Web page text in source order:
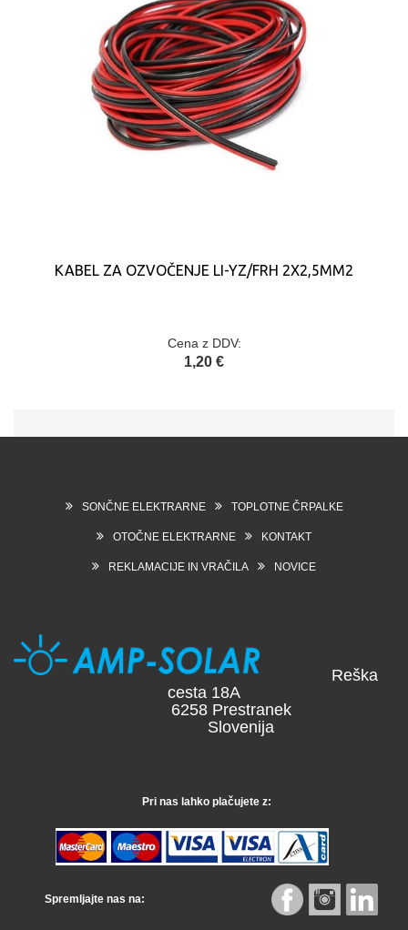
KABEL ZA OZVOČENJE LI-YZ/FRH 2X2,5MM2
Cena z DDV:
1,20 €
SONČNE ELEKTRARNE TOPLOTNE ČRPALKE
OTOČNE ELEKTRARNE KONTAKT
REKLAMACIJE IN VRAČILA NOVICE
Reška
cesta 18A
6258 Prestranek
Slovenija
Pri nas lahko plačujete z:
Spremljajte nas na: